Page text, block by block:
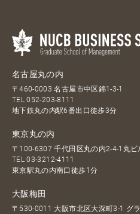
名古屋丸の内
〒460-0003 名古屋市中区錦1-3-1
TEL052-203-8111
地下鉄丸の内駅6番出口徒歩3分
東京丸の内
〒100-6307 千代田区丸の内2-4-1丸ビ
TEL03-3212-4111
東京駅丸の内南口徒歩1分
大阪梅田
〒530-0011 大阪市北区大深町3-1 グ